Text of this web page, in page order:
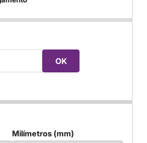
OK
Milímetros (mm)